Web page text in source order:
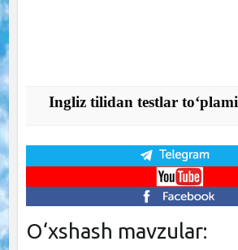
Ingliz tilidan testlar to‘plami
O‘xshash mavzular: